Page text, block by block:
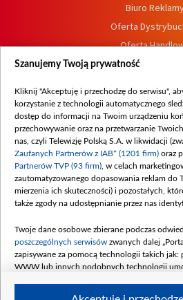
Biuro
Oferta
Oferta
Dostępność
Procedura zgłoszeń
Szanujemy Twoją prywatność
Kliknij "Akceptuję i przechodzę do serwisu",
korzystanie z technologii automatycznego
dostęp do informacji na Twoim urządzeniu
przechowywanie oraz na przetwarzanie
nas, czyli Telewizję Polską S.A. w likwidacji
Zaufanych Partnerów z IAB* (1201 firm) oraz
Partnerów TVP (93 firm) , w celach
zautomatyzowanego dopasowania reklam do
mierzenia ich skuteczności) i pozostałych,
także zgody na udostępnianie przez nas
Twoje dane osobowe zbierane podczas
poszczególnych serwisów zwanych dalej
zapisywane za pomocą technologii takich jak:
WWW lub innych podobnych technologii